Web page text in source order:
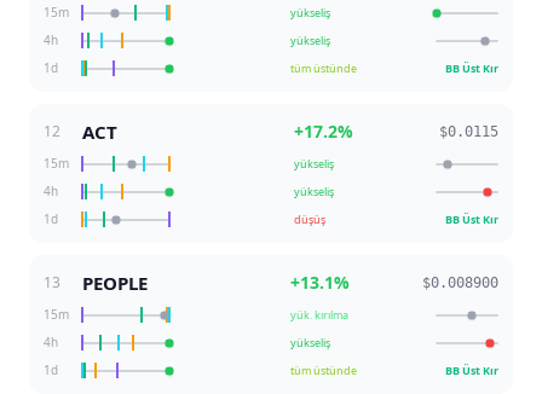
15m
yükseliş
4h yükseliş
1d tüm üstünde BB Üst Kır
12 ACT +17.2%
$0.0115
15m
yükseliş
4h yükseliş
1d düşüş BB Üst Kır
13 PEOPLE +13.1%
$0.008900
15m
yük. kırılma
4h yükseliş
1d tüm üstünde BB Üst Kır